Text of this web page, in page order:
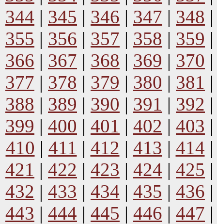
344 | 345 | 346 | 347 | 348
355 | 356 | 357 | 358 | 359
366 | 367 | 368 | 369 | 370
377 | 378 | 379 | 380 | 381
388 | 389 | 390 | 391 | 392
399 | 400 | 401 | 402 | 403
410 | 411 | 412 | 413 | 414
421 | 422 | 423 | 424 | 425
432 | 433 | 434 | 435 | 436
443 | 444 | 445 | 446 | 447